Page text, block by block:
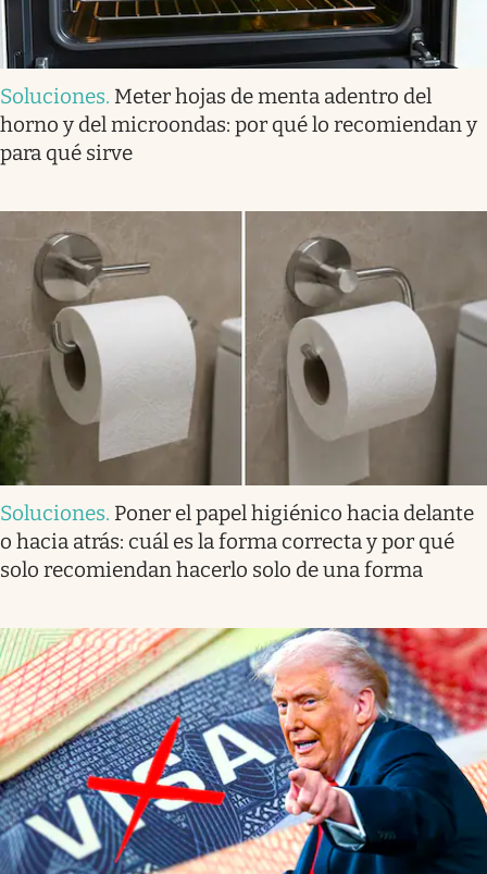
Soluciones. Meter hojas de menta adentro del
horno y del microondas: por qué lo recomiendan y
para qué sirve
Soluciones. Poner el papel higiénico hacia delante
o hacia atrás: cuál es la forma correcta y por qué
solo recomiendan hacerlo solo de una forma